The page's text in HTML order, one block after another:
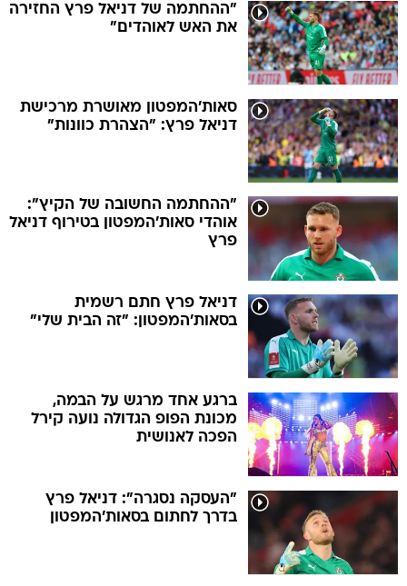
"ההחתמה של דניאל פרץ החזירה
את האש לאוהדים"
סאות'המפטון מאושרת מרכישת
דניאל פרץ: "הצהרת כוונות"
"ההחתמה החשובה של הקיץ":
אוהדי סאות'המפטון בטירוף דניאל
פרץ
דניאל פרץ חתם רשמית
בסאות'המפטון: "זה הבית שלי"
ברגע אחד מרגש על הבמה,
מכונת הפופ הגדולה נועה קירל
הפכה לאנושית
"העסקה נסגרה": דניאל פרץ
בדרך לחתום בסאות'המפטון